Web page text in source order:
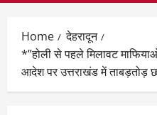
Home
देहरादून
*”होली से पहले मिलावट
आदेश पर उत्तराखंड में ताबड़तोड़